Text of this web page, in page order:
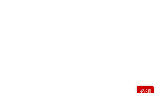
必須